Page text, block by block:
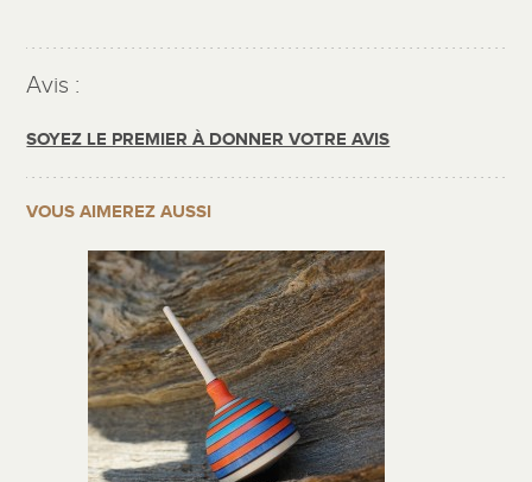
Avis :
SOYEZ LE PREMIER À DONNER VOTRE AVIS
VOUS AIMEREZ AUSSI